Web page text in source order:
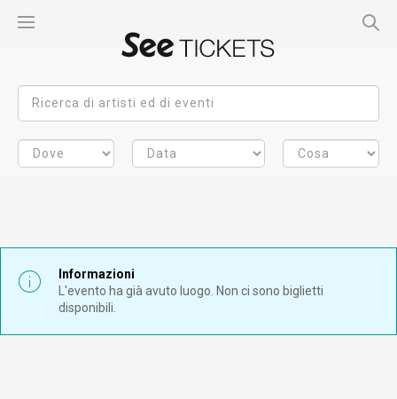
Informazioni
L'evento ha già avuto luogo. Non ci sono biglietti
disponibili.